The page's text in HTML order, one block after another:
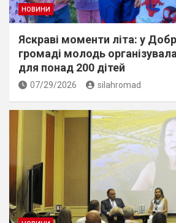
НОВИНИ
Яскраві моменти літа: у
громаді молодь
для понад 200 дітей
07/29/2026 silahromad